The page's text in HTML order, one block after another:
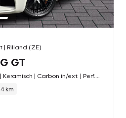
| Rilland (ZE)
GT
km